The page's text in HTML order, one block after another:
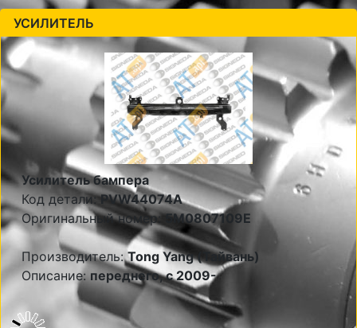
УСИЛИТЕЛЬ
Усилитель бампера
Код детали:PVW44074A
Оригинальный номер:5M0807109E
Производитель:Tong Yang (Тайвань)
Описание:переднего, c 2009-